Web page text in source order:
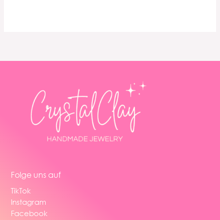
Folge uns auf
TikTok
Instagram
Facebook